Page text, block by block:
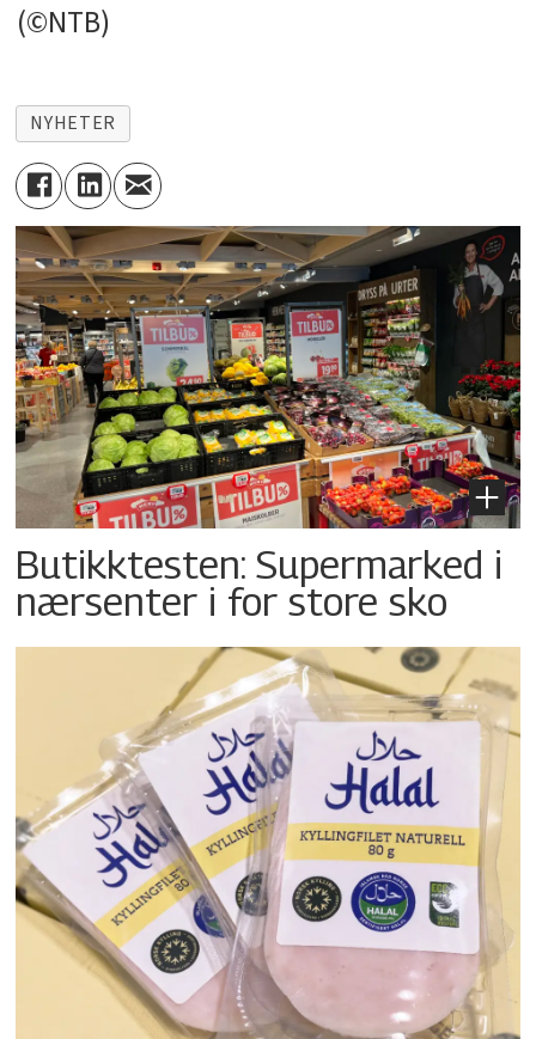
(©NTB)
NYHETER
Butikktesten: Supermarked i
nærsenter i for store sko